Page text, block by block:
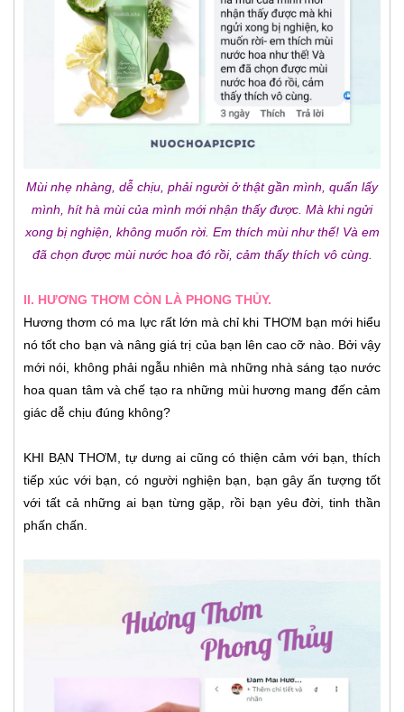
Mùi nhẹ nhàng, dễ chịu, phải người ở thật gần mình, quấn lấy
mình, hít hà mùi của mình mới nhận thấy được. Mà khi ngửi
xong bị nghiện, không muốn rời. Em thích mùi như thế! Và em
đã chọn được mùi nước hoa đó rồi, cảm thấy thích vô cùng.
II. HƯƠNG THƠM CÒN LÀ PHONG THỦY.
Hương thơm có ma lực rất lớn mà chỉ khi THƠM bạn mới hiểu
nó tốt cho bạn và nâng giá trị của bạn lên cao cỡ nào. Bởi vậy
mới nói, không phải ngẫu nhiên mà những nhà sáng tạo nước
hoa quan tâm và chế tạo ra những mùi hương mang đến cảm
giác dễ chịu đúng không?
KHI BẠN THƠM, tự dưng ai cũng có thiện cảm với bạn, thích
tiếp xúc với bạn, có người nghiện bạn, bạn gây ấn tượng tốt
với tất cả những ai bạn từng gặp, rồi bạn yêu đời, tinh thần
phấn chấn.